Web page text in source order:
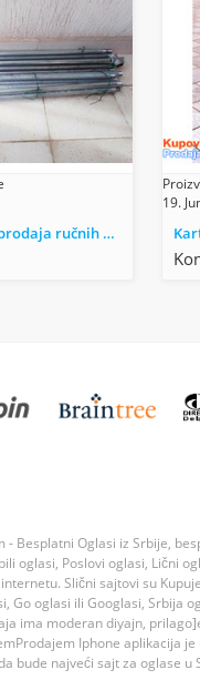
Proizvodnja i prodaja ručnih alata za busenje i ciscenje bunara, ovo su ozbiljne polu i profesionaln
19.
Besplatni Oglasi iz Srbije,
oglasi, Poslovi oglasi, Lični
Slični sajtovi su
Go oglasi ili Googlasi, Srbija
ima moderan diyajn,
Iphone aplikacija
bude najveći sajt za oglase u